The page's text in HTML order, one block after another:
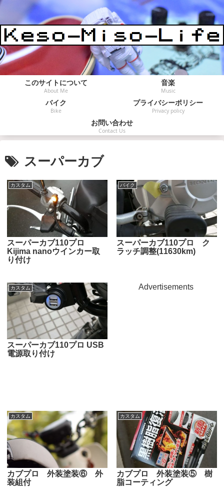
このサイトについて
About Me
音楽
Music
バイク
Bike
プライバシーポリシー
Privacy policy
お問い合わせ
Contact Us
スーパーカブ
カスタム
スーパーカブ110プロ
Kijima nanoウインカー取
り付け
バイク
スーパーカブ110プロ ク
ラッチ調整(11630km)
カスタム
スーパーカブ110プロ USB
電源取り付け
Advertisements
カスタム
カブプロ 外装塗装⑥ 外
装組付
カスタム
カブプロ 外装塗装⑤ 樹
脂コーティング